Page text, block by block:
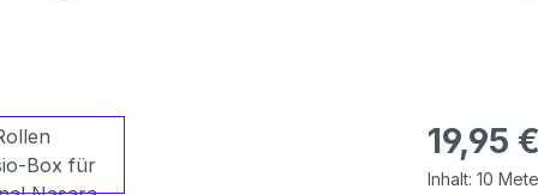
Regulärer
19,95 €
Inhalt: 10